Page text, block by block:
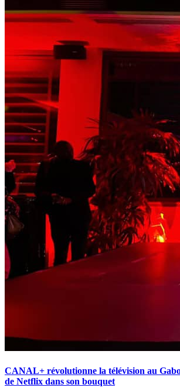
CANAL+ révolutionne la télévision au
de Netflix dans son bouquet